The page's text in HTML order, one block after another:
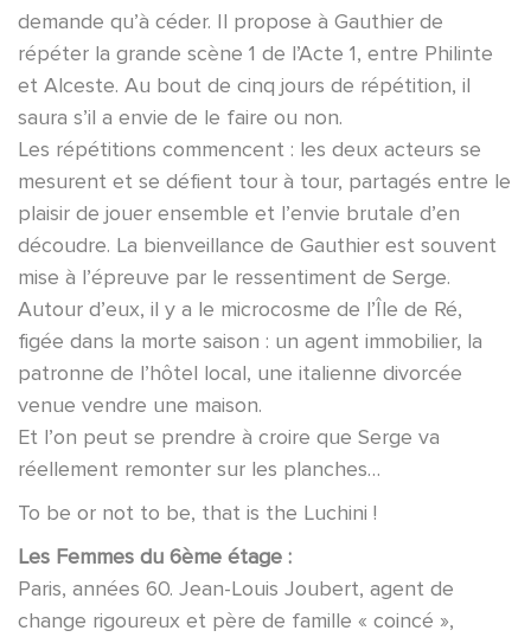
demande qu’à céder. Il propose à Gauthier de
répéter la grande scène 1 de l’Acte 1, entre Philinte
et Alceste. Au bout de cinq jours de répétition, il
saura s’il a envie de le faire ou non.
Les répétitions commencent : les deux acteurs se
mesurent et se défient tour à tour, partagés entre le
plaisir de jouer ensemble et l’envie brutale d’en
découdre. La bienveillance de Gauthier est souvent
mise à l’épreuve par le ressentiment de Serge.
Autour d’eux, il y a le microcosme de l’Île de Ré,
figée dans la morte saison : un agent immobilier, la
patronne de l’hôtel local, une italienne divorcée
venue vendre une maison.
Et l’on peut se prendre à croire que Serge va
réellement remonter sur les planches…
To be or not to be, that is the Luchini !
Les Femmes du 6ème étage :
Paris, années 60. Jean-Louis Joubert, agent de
change rigoureux et père de famille « coincé »,